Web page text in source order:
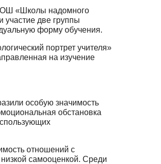
«Школы надомного
две группы
форму обучения.
портрет учителя»
на изучение
особую значимость
об­становка
отношений с
самооцен­кой. Среди